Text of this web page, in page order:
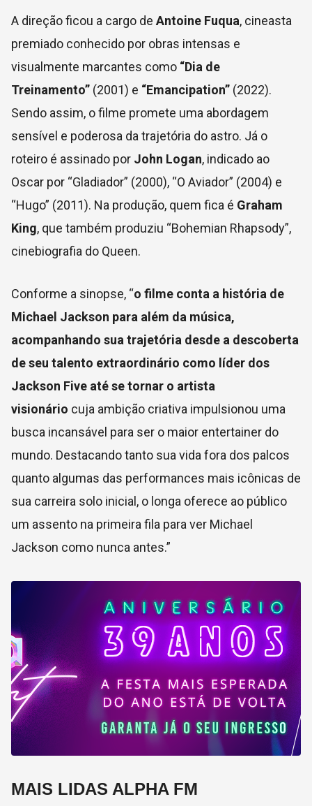
A direção ficou a cargo de Antoine Fuqua, cineasta
premiado conhecido por obras intensas e
visualmente marcantes como “Dia de
Treinamento” (2001) e “Emancipation” (2022).
Sendo assim, o filme promete uma abordagem
sensível e poderosa da trajetória do astro. Já o
roteiro é assinado por John Logan, indicado ao
Oscar por “Gladiador” (2000), “O Aviador” (2004) e
“Hugo” (2011). Na produção, quem fica é Graham
King, que também produziu “Bohemian Rhapsody”,
cinebiografia do Queen.
Conforme a sinopse, “o filme conta a história de
Michael Jackson para além da música,
acompanhando sua trajetória desde a descoberta
de seu talento extraordinário como líder dos
Jackson Five até se tornar o artista
visionário cuja ambição criativa impulsionou uma
busca incansável para ser o maior entertainer do
mundo. Destacando tanto sua vida fora dos palcos
quanto algumas das performances mais icônicas de
sua carreira solo inicial, o longa oferece ao público
um assento na primeira fila para ver Michael
Jackson como nunca antes.”
MAIS LIDAS ALPHA FM